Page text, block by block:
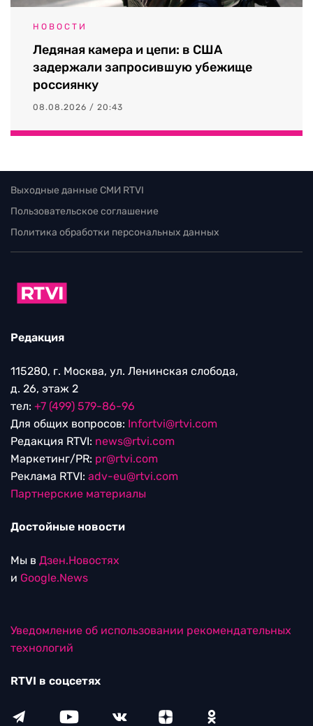
НОВОСТИ
Ледяная камера и цепи: в США
задержали запросившую убежище
россиянку
08.08.2026 / 20:43
Выходные данные СМИ RTVI
Пользовательское соглашение
Политика обработки персональных данных
Редакция
115280, г. Москва, ул. Ленинская слобода,
д. 26, этаж 2
тел: +7 (499) 579-86-96
Для общих вопросов: Infortvi@rtvi.com
Редакция RTVI: news@rtvi.com
Маркетинг/PR: pr@rtvi.com
Реклама RTVI: adv-eu@rtvi.com
Партнерские материалы
Достойные новости
Мы в Дзен.Новостях
и Google.News
Уведомление об использовании рекомендательных
технологий
RTVI в соцсетях